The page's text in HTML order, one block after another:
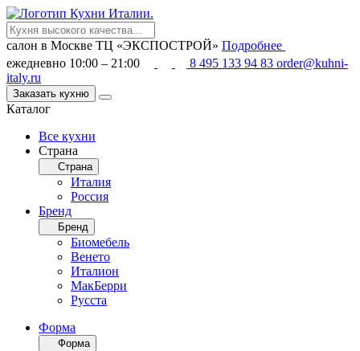
салон в Москве ТЦ «ЭКСПОСТРОЙ» Подробнее
ежедневно 10:00 – 21:00
8 495 133 94 83 order@kuhni-
italy.ru
Заказать кухню
Каталог
Все кухни
Страна
Страна
Италия
Россия
Бренд
Бренд
Биомебель
Венето
Италион
МакБерри
Русста
Форма
Форма